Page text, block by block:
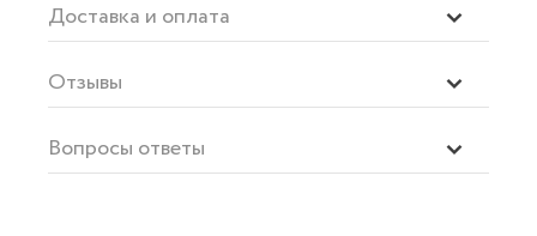
Доставка и оплата
Отзывы
Вопросы ответы